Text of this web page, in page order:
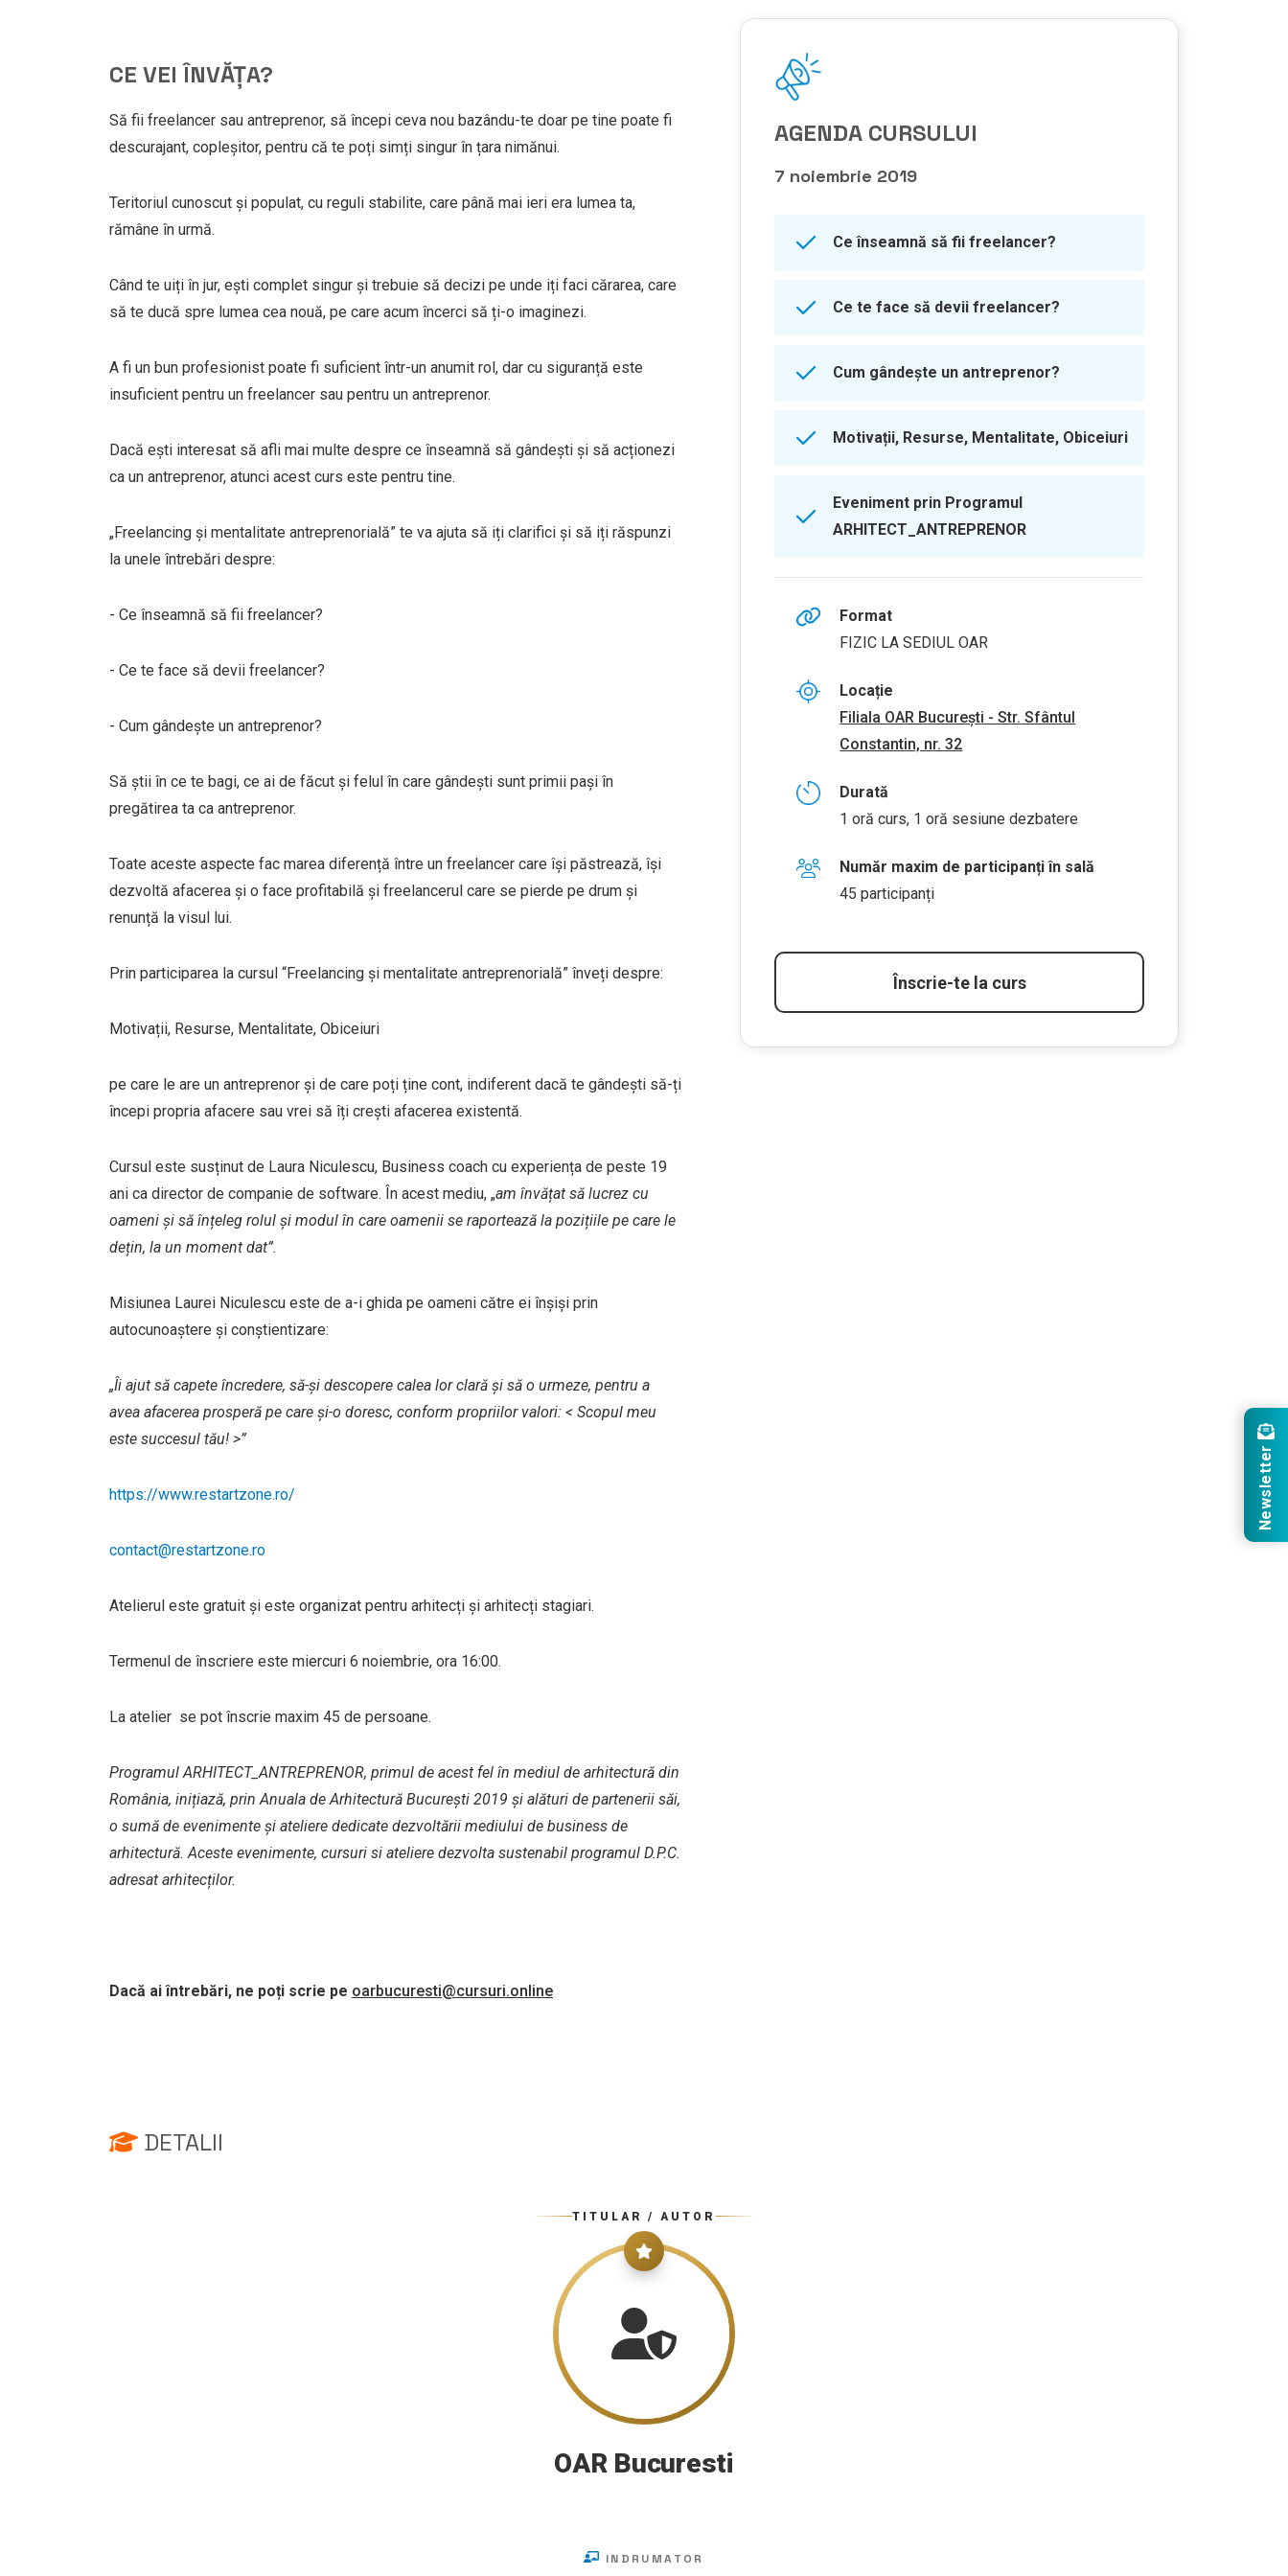
CE VEI ÎNVĂȚA?
Să fii freelancer sau antreprenor, să începi ceva nou bazându-te doar pe tine poate fi
descurajant, copleșitor, pentru că te poți simți singur în țara nimănui.
Teritoriul cunoscut și populat, cu reguli stabilite, care până mai ieri era lumea ta,
rămâne în urmă.
Când te uiți în jur, ești complet singur și trebuie să decizi pe unde iți faci cărarea, care
să te ducă spre lumea cea nouă, pe care acum încerci să ți-o imaginezi.
A fi un bun profesionist poate fi suficient într-un anumit rol, dar cu siguranță este
insuficient pentru un freelancer sau pentru un antreprenor.
Dacă ești interesat să afli mai multe despre ce înseamnă să gândești și să acționezi
ca un antreprenor, atunci acest curs este pentru tine.
„Freelancing și mentalitate antreprenorială” te va ajuta să iți clarifici și să iți răspunzi
la unele întrebări despre:
- Ce înseamnă să fii freelancer?
- Ce te face să devii freelancer?
- Cum gândește un antreprenor?
Să știi în ce te bagi, ce ai de făcut și felul în care gândești sunt primii pași în
pregătirea ta ca antreprenor.
Toate aceste aspecte fac marea diferență între un freelancer care își păstrează, își
dezvoltă afacerea și o face profitabilă și freelancerul care se pierde pe drum și
renunță la visul lui.
Prin participarea la cursul “Freelancing și mentalitate antreprenorială” înveți despre:
Motivații, Resurse, Mentalitate, Obiceiuri
pe care le are un antreprenor și de care poți ține cont, indiferent dacă te gândești să-ți
începi propria afacere sau vrei să îți crești afacerea existentă.
Cursul este susținut de Laura Niculescu, Business coach cu experiența de peste 19
ani ca director de companie de software. În acest mediu, „am învățat să lucrez cu
oameni și să înțeleg rolul și modul în care oamenii se raportează la pozițiile pe care le
dețin, la un moment dat”.
Misiunea Laurei Niculescu este de a-i ghida pe oameni către ei înșiși prin
autocunoaștere și conștientizare:
„Îi ajut să capete încredere, să-și descopere calea lor clară și să o urmeze, pentru a
avea afacerea prosperă pe care și-o doresc, conform propriilor valori: < Scopul meu
este succesul tău! >”
https://www.restartzone.ro/
contact@restartzone.ro
Atelierul este gratuit și este organizat pentru arhitecți și arhitecți stagiari.
Termenul de înscriere este miercuri 6 noiembrie, ora 16:00.
La atelier se pot înscrie maxim 45 de persoane.
Programul ARHITECT_ANTREPRENOR, primul de acest fel în mediul de arhitectură din
România, inițiază, prin Anuala de Arhitectură București 2019 și alături de partenerii săi,
o sumă de evenimente și ateliere dedicate dezvoltării mediului de business de
arhitectură. Aceste evenimente, cursuri si ateliere dezvolta sustenabil programul D.P.C.
adresat arhitecților.
Dacă ai întrebări, ne poți scrie pe oarbucuresti@cursuri.online
AGENDA CURSULUI
7 noiembrie 2019
Ce înseamnă să fii freelancer?
Ce te face să devii freelancer?
Cum gândește un antreprenor?
Motivații, Resurse, Mentalitate, Obiceiuri
Eveniment prin Programul
ARHITECT_ANTREPRENOR
Format
FIZIC LA SEDIUL OAR
Locație
Filiala OAR București - Str. Sfântul
Constantin, nr. 32
Durată
1 oră curs, 1 oră sesiune dezbatere
Număr maxim de participanți în sală
45 participanți
Înscrie-te la curs
DETALII
TITULAR / AUTOR
OAR Bucuresti
INDRUMATOR
Newsletter